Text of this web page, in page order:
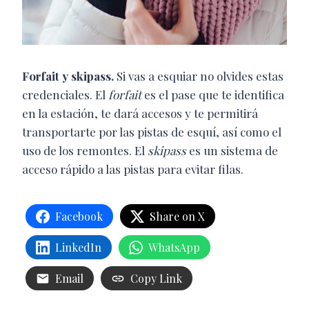
Forfait y skipass. Si vas a esquiar no olvides estas
credenciales. El forfaites el pase que te identifica
en la estación, te dará accesos y te permitirá
transportarte por las pistas de esquí, así como el
uso de los remontes. El skipasses un sistema de
acceso rápido a las pistas para evitar filas.
Facebook Share on X
LinkedIn WhatsApp
Email Copy Link